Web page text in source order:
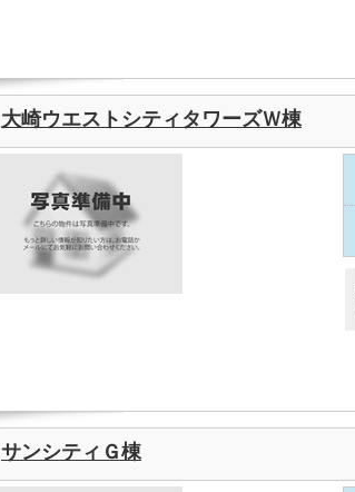
大崎ウエストシティタワーズＷ棟
サンシティＧ棟